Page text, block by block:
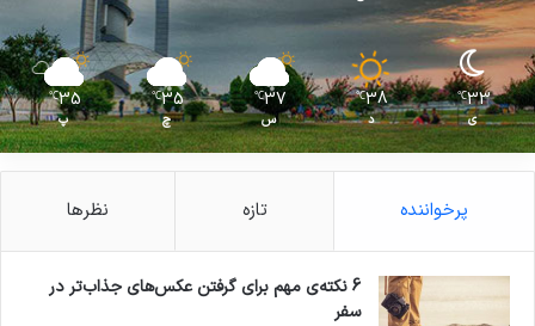
33
℃
ی
38
℃
د
37
℃
س
35
℃
چ
35
℃
پ
پرخواننده تازه نظرها
6 نکته‌ی مهم برای گرفتن عکس‌های جذاب‌تر در
سفر